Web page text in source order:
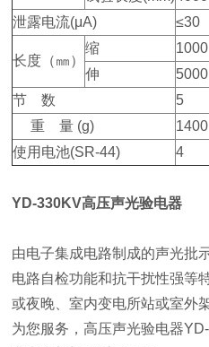
泄露电流(μA)
≤30
长度（㎜）
缩
1000
伸
5000
节 数
5
重 量 (g)
1400
使用电池(SR-44)
4
YD-330KV高压声光验电器
由电子集成电路制成的声光批
电路自检功能和抗干扰性强等
或夜晚、室内变电所站或室外
为您服务，高压声光验电器